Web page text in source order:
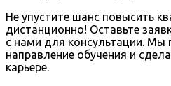
Не упустите шанс повысить
дистанционно! Оставьте
с нами для консультации.
направление обучения и
карьере.